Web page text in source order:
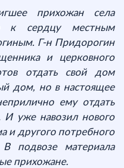
прихожан села
к сердцу местным
Г-н Придорогин
и церковного
отдать свой дом
дом, но в настоящее
ему отдать
уже навозил нового
и другого потребного
подвозе материала
прихожане.